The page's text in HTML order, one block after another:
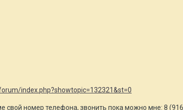
index.php?showtopic=132321&st=0
свой номер телефона, звонить пока можно мне: 8